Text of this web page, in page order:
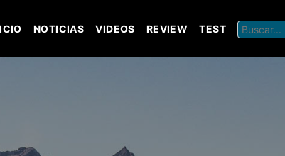
NOTICIAS VIDEOS REVIEW TEST